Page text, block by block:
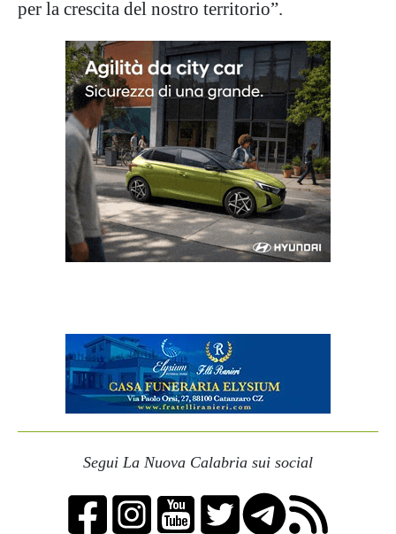
per la crescita del nostro territorio”.
Segui La Nuova Calabria sui social